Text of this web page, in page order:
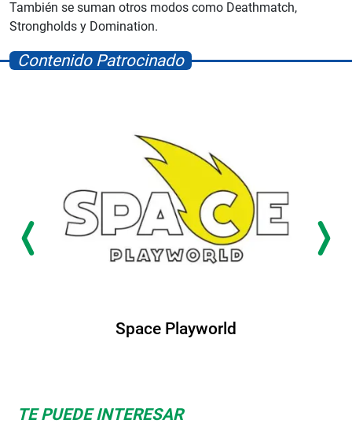
También se suman otros modos como Deathmatch,
Strongholds y Domination.
Contenido Patrocinado
Space Playworld
TE PUEDE INTERESAR